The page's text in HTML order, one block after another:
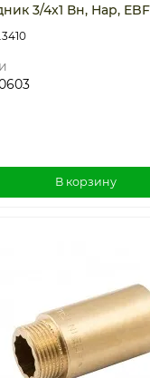
3/4x1 Вн, Нар,
В корзину